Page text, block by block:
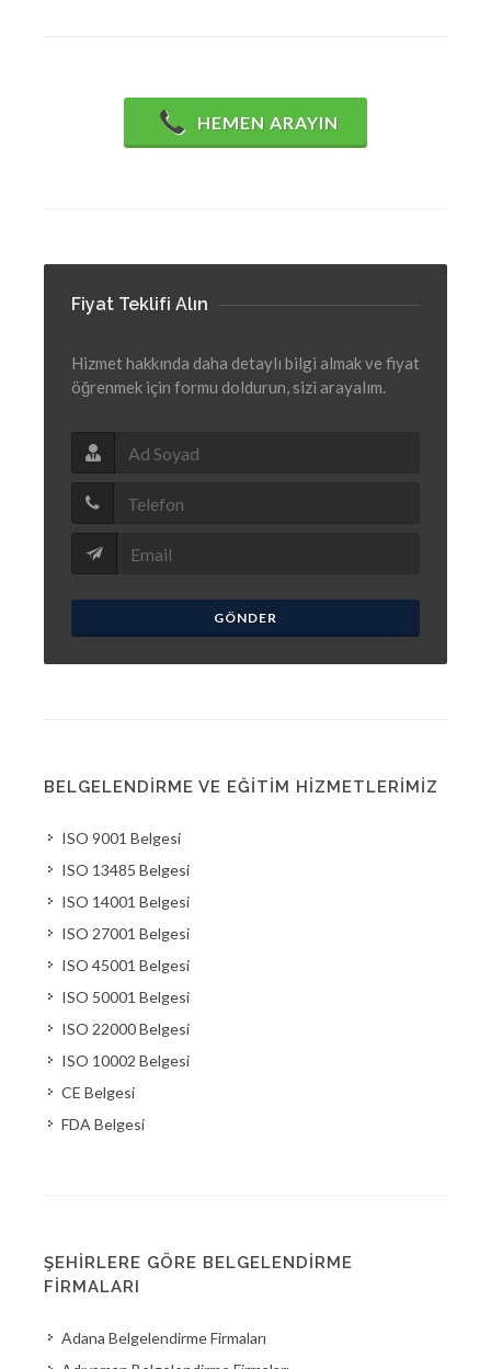
HEMEN ARAYIN
Fiyat Teklifi Alın
Hizmet hakkında daha detaylı bilgi almak ve fiyat
öğrenmek için formu doldurun, sizi arayalım.
GÖNDER
BELGELENDIRME VE EĞITIM HIZMETLERIMIZ
ISO 9001 Belgesi
ISO 13485 Belgesi
ISO 14001 Belgesi
ISO 27001 Belgesi
ISO 45001 Belgesi
ISO 50001 Belgesi
ISO 22000 Belgesi
ISO 10002 Belgesi
CE Belgesi
FDA Belgesi
ŞEHIRLERE GÖRE BELGELENDIRME
FIRMALARI
Adana Belgelendirme Firmaları